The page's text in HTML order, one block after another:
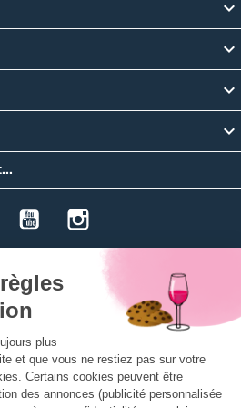
certifiantes WSET,
:
les formations
à Paris et Lyon issues de la
- Wine & Spirit Education Trust
soit votre niveau de
premiers niveaux en vins en
d'expérience dans la
de vins et de spiritueux , les
un gage d'excellence et
les connaissances
un spécialiste en oenologie




Facebook YouTube
réservés
pour la santé, à consommer